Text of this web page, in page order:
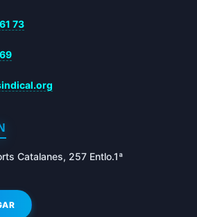
73
Catalanes, 257 Entlo.1ª